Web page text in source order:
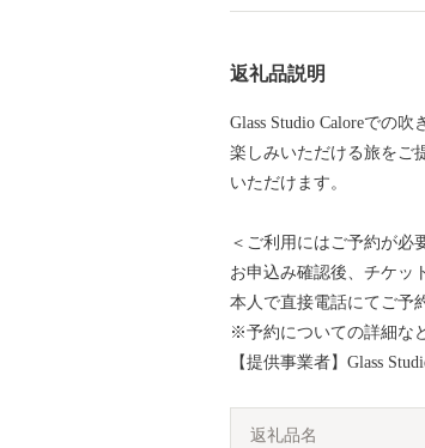
返礼品説明
Glass Studio Caloreでの
楽しみいただける旅をご
いただけます。
＜ご利用にはご予約が必
お申込み確認後、チケッ
本人で直接電話にてご予
※予約についての詳細な
【提供事業者】Glass
返礼品名